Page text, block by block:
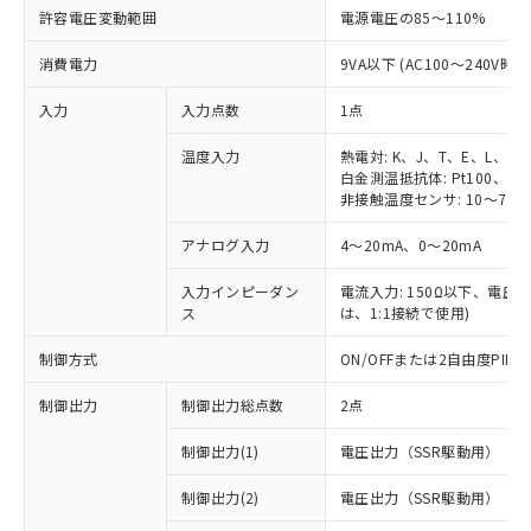
許容電圧変動範囲 電源電圧の85～110%
消費電力 9VA以下 (AC100～240V時)
入力 入力点数 1点
温度入力
熱電対: K、J、T、E、L、U
白金測温抵抗体: Pt100、
非接触温度センサ: 10～
アナログ入力 4～20mA、0～20mA
入力インピーダン
ス
電流入力: 150Ω以下、電圧
は、1:1接続で使用)
制御方式 ON/OFFまたは2自由度PID
制御出力 制御出力総点数 2点
制御出力(1) 電圧出力（SSR駆動用）
制御出力(2) 電圧出力（SSR駆動用）